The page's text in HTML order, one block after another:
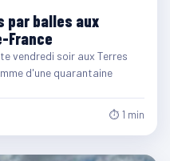
par balles aux
France
vendredi soir aux Terres
d'une quarantaine
⏱ 1 min